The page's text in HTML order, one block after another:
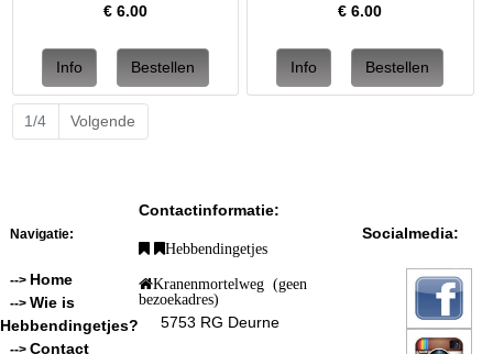
€ 6.00 €6.00
1/4 Volgende
Navigatie:
--> Home
--> Wie is
Hebbendingetjes?
--> Contact
Contactinformatie:
Hebbendingetjes
Kranenmortelweg (geen
bezoekadres)
5753 RG Deurne
Socialmedia: